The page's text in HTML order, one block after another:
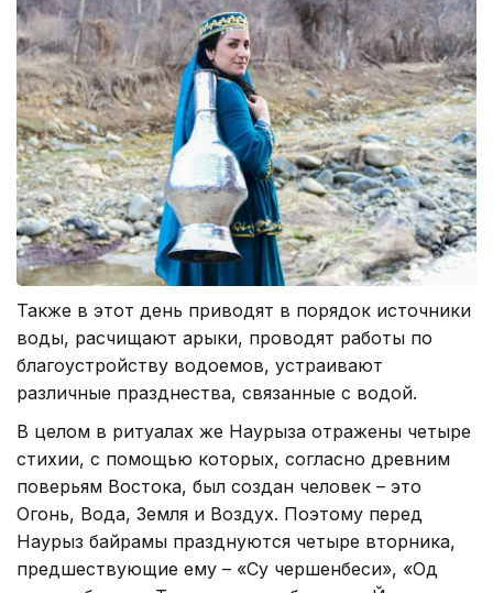
Также в этот день приводят в порядок источники
воды, расчищают арыки, проводят работы по
благоустройству водоемов, устраивают
различные празднества, связанные с водой.
В целом в ритуалах же Наурыза отражены четыре
стихии, с помощью которых, согласно древним
поверьям Востока, был создан человек – это
Огонь, Вода, Земля и Воздух. Поэтому перед
Наурыз байрамы празднуются четыре вторника,
предшествующие ему – «Су чершенбеси», «Од